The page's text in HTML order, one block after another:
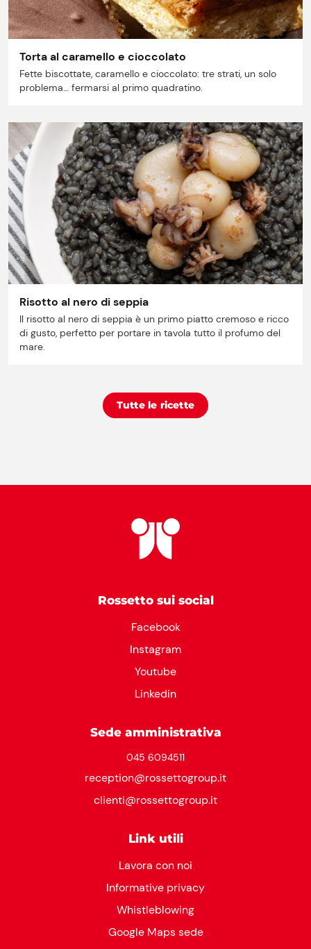
Torta al caramello e cioccolato
Fette biscottate, caramello e cioccolato: tre strati, un solo
problema… fermarsi al primo quadratino.
Risotto al nero di seppia
Il risotto al nero di seppia è un primo piatto cremoso e ricco
di gusto, perfetto per portare in tavola tutto il profumo del
mare.
Tutte le ricette
Rossetto sui social
Facebook
Instagram
Youtube
Linkedin
Sede amministrativa
045 6094511
reception@rossettogroup.it
clienti@rossettogroup.it
Link utili
Lavora con noi
Informative privacy
Whistleblowing
Google Maps sede